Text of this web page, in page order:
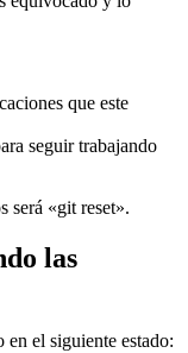
que este
seguir trabajando
será «git reset».
las
en el siguiente estado: